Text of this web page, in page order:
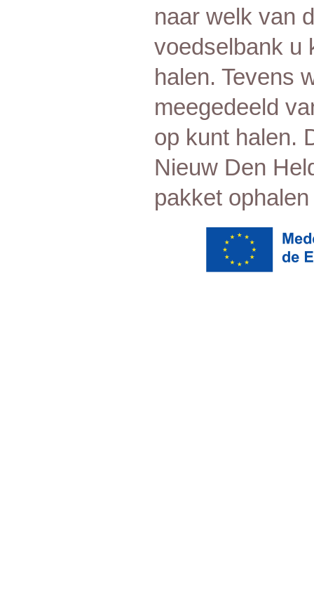
naar welk van
voedselbank u
halen. Tevens
meegedeeld
op kunt halen.
Nieuw Den
pakket